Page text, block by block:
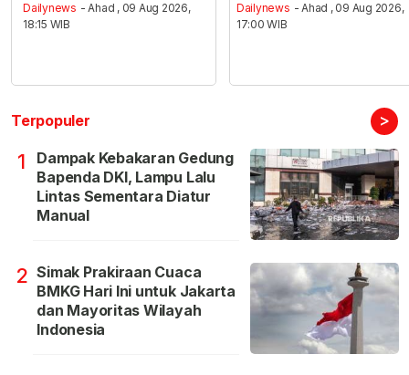
Dailynews - Ahad , 09 Aug 2026,
18:15 WIB
Dailynews - Ahad , 09 Aug 2026,
17:00 WIB
Terpopuler >
1
Dampak Kebakaran Gedung
Bapenda DKI, Lampu Lalu
Lintas Sementara Diatur
Manual
2 Simak Prakiraan Cuaca
BMKG Hari Ini untuk Jakarta
dan Mayoritas Wilayah
Indonesia